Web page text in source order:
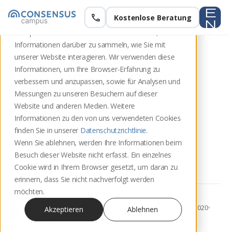
Diese Website speichert Cookies auf Ihrem
Informationen darüber zu sammeln, wie Sie mit
unserer Website interagieren. Wir verwenden diese
Informationen, um Ihre Browser-Erfahrung zu
verbessern und anzupassen, sowie für Analysen und
Messungen zu unseren Besuchern auf dieser
Website und anderen Medien. Weitere
Informationen zu den von uns verwendeten Cookies
finden Sie in unserer Datenschutzrichtlinie.
Wenn Sie ablehnen, werden Ihre Informationen beim
Besuch dieser Website nicht erfasst. Ein einzelnes
Cookie wird in Ihrem Browser gesetzt, um daran zu
erinnern, dass Sie nicht nachverfolgt werden
möchten.
Akzeptieren
Ablehnen
call Kostenlose Beratung
e
n
Führen mit wichtigen
Techniken aus der
Mediation
Führen mit wichtigen Techniken aus der
Mediation
Alexandra Kieffer updateVeröffentlicht am 12. Februar 2020
3 Min. Lesezeit